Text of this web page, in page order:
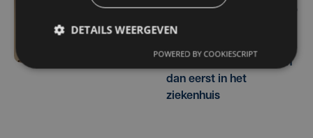
wo 5 augustus | 16:55
Geen plaats in de
meer kinderen belanden
dan eerst in het
ziekenhuis
DETAILS WEERGEVEN
POWERED BY COOKIESCRIPT